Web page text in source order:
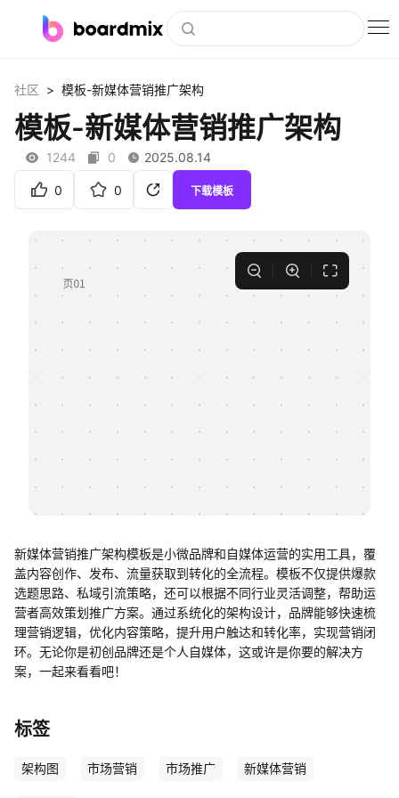
社区资源
下载
私有化部署
支持
帮助中心
知识分享社区
社区 > 模板-新媒体营销推广架构
模板-新媒体营销推广架构
1244 0 2025.08.14
0 0 下载模板
新媒体营销推广架构模板是小微品牌和自媒体运营的实用工具，覆
盖内容创作、发布、流量获取到转化的全流程。模板不仅提供爆款
选题思路、私域引流策略，还可以根据不同行业灵活调整，帮助运
营者高效策划推广方案。通过系统化的架构设计，品牌能够快速梳
理营销逻辑，优化内容策略，提升用户触达和转化率，实现营销闭
环。无论你是初创品牌还是个人自媒体，这或许是你要的解决方
案，一起来看看吧！
标签
架构图 市场营销 市场推广 新媒体营销